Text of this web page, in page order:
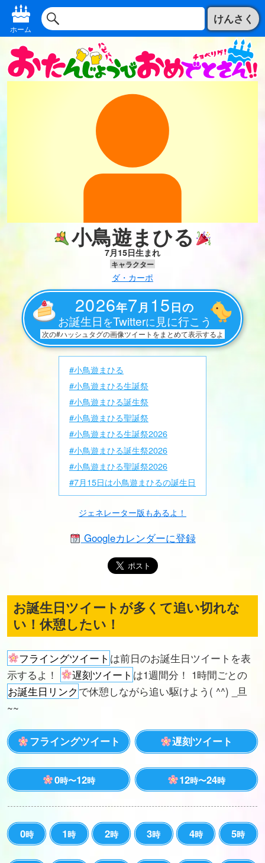
ホーム
けんさく
小鳥遊まひる
7月15日生まれ
キャラクター
ダ・カーポ
2026年7月 15日の
お誕生日 をTwitterに 見に行こう
次の#ハッシュタグの画像ツイートをまとめて表示するよ
#小鳥遊まひる
#小鳥遊まひる生誕祭
#小鳥遊まひる誕生祭
#小鳥遊まひる聖誕祭
#小鳥遊まひる生誕祭2026
#小鳥遊まひる誕生祭2026
#小鳥遊まひる聖誕祭2026
#7月15日は小鳥遊まひるの誕生日
ジェネレーター版もあるよ！
Googleカレンダーに登録
お誕生日ツイートが多くて追い切れな
い！休憩したい！
フライングツイート は前日のお誕生日ツイートを表
示するよ！
遅刻ツイート は1週間分！ 1時間ごとの
お誕生日リンク で休憩しながら追い駆けよう( ^^) _旦
~~
フライングツイート 遅刻ツイート
0時〜12時 12時〜24時
0時 1時 2時 3時 4時 5時